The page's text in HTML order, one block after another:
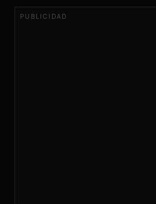
PUBLICIDAD